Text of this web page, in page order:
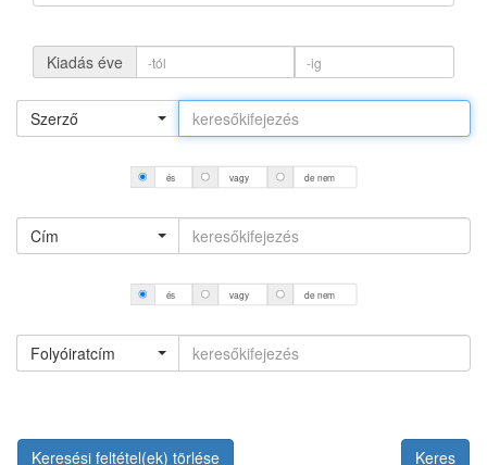
Kiadás éve
Szerző
és vagy de nem
Cím
és vagy de nem
Folyóiratcím
Keresési feltétel(ek) törlése